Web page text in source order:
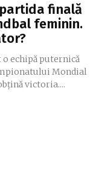
finală
feminin.
echipă puternică
Mondial
victoria....